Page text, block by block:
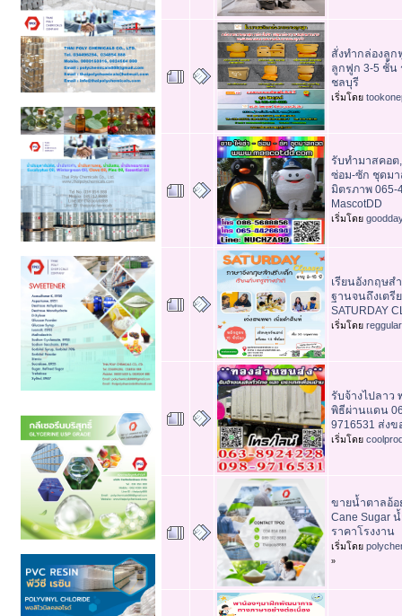
สั่งทำกล่องลูก
ลูกฟูก 3-5 ชั้น
ชลบุรี
เริ่มโดย
รับทำมาสคอต
ซ่อม-ซัก ชุดม
มิตรภาพ 065-
MascotDD
เริ่มโดย
เรียนอังกฤษส
ฐานจนถึงเต
SATURDAY
เริ่มโดย
รับจ้างไปลาว
พิธีผ่านแดน
9716531 ส่งข
เริ่มโดย
ขายน้ำตาลอ้อ
Cane Sugar
ราคาโรงงาน
เริ่มโดย
»